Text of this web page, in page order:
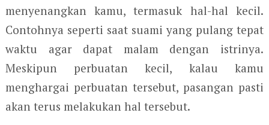
menyenangkan kamu, termasuk hal-hal kecil.
Contohnya seperti saat suami yang pulang tepat
waktu agar dapat malam dengan istrinya.
Meskipun perbuatan kecil, kalau kamu
menghargai perbuatan tersebut, pasangan pasti
akan terus melakukan hal tersebut.